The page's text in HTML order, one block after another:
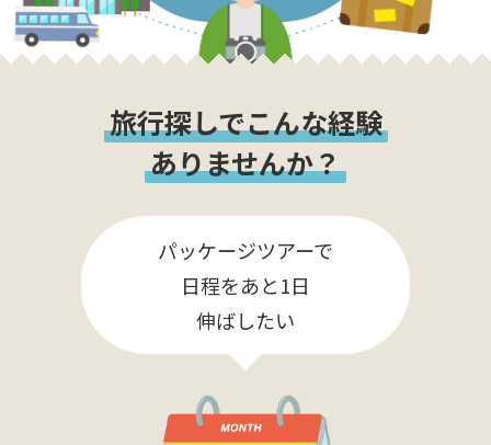
旅行探しでこんな経験
ありませんか？
パッケージツアーで
日程をあと1日
伸ばしたい